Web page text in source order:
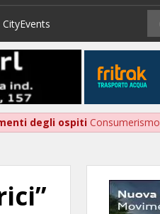
CityEvents
degli ospiti Consumerismo